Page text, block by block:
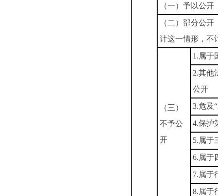
（一）予以公开
（二）部分公
计这一情形，不
（三）
不予公
开
1.属于
2.其他
公开
3.危及
4.保护
5.属于
6.属于
7.属于
8.属于